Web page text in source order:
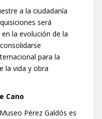
a la ciudadanía
será
la evolución de la
para la
la vida y obra
Cano
Pérez Galdós es